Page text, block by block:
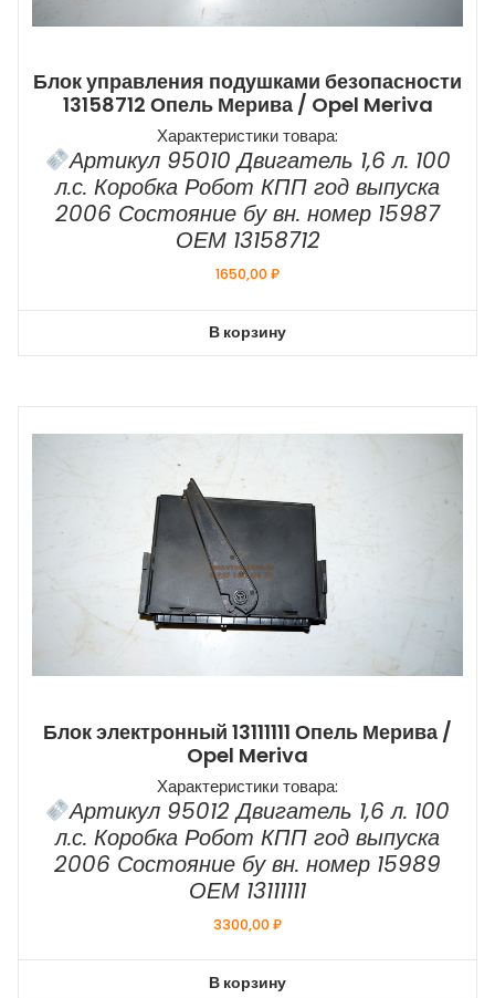
Блок управления подушками безопасности
13158712 Опель Мерива / Opel Meriva
Характеристики товара:
Артикул 95010 Двигатель 1,6 л. 100
л.с. Коробка Робот КПП год выпуска
2006 Состояние бу вн. номер 15987
ОЕМ 13158712
1650,00₽
В корзину
Блок электронный 13111111 Опель Мерива /
Opel Meriva
Характеристики товара:
Артикул 95012 Двигатель 1,6 л. 100
л.с. Коробка Робот КПП год выпуска
2006 Состояние бу вн. номер 15989
ОЕМ 13111111
3300,00₽
В корзину